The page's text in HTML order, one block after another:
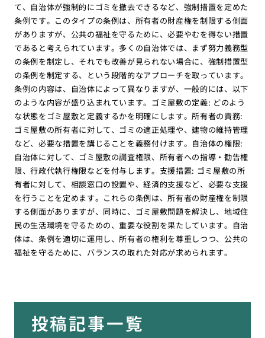
て、自治体が強制的にゴミを撤去できるなど、強制措置を定めた
条例です。このタイプの条例は、所有者の財産権を制限する側面
がありますが、公共の福祉を守るために、必要やむを得ない措置
であると考えられています。多くの自治体では、まず努力義務型
の条例を制定し、それでも改善が見られない場合に、強制措置型
の条例を制定する、という段階的なアプローチを取っています。
条例の内容は、自治体によって異なりますが、一般的には、以下
のような内容が盛り込まれています。ゴミ屋敷の定義: どのよう
な状態をゴミ屋敷と定義するかを明確にします。所有者の責務:
ゴミ屋敷の所有者に対して、ゴミの適正処理や、建物の維持管理
など、必要な措置を講じることを義務付けます。自治体の権限:
自治体に対して、ゴミ屋敷の調査権限、所有者への指導・勧告権
限、行政代執行権限などを付与します。支援措置: ゴミ屋敷の所
有者に対して、相談窓口の設置や、経済的支援など、必要な支援
を行うことを定めます。これらの条例は、所有者の財産権を制限
する側面がありますが、同時に、ゴミ屋敷問題を解決し、地域住
民の生活環境を守るための、重要な役割を果たしています。自治
体は、条例を適切に運用し、所有者の権利を尊重しつつ、公共の
福祉を守るために、バランスの取れた対応が求められます。
投稿記事一覧